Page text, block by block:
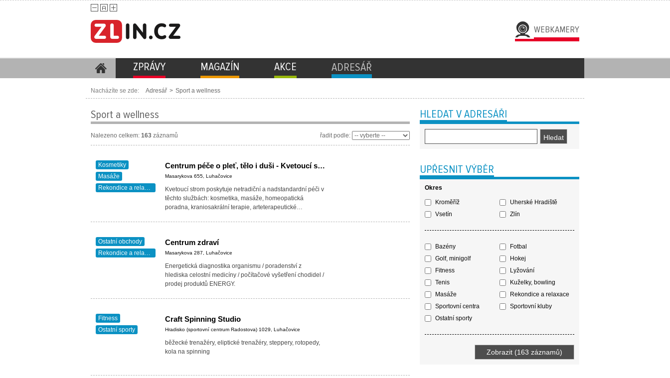
WEBKAMERY
ZPRÁVY MAGAZÍN AKCE ADRESÁŘ
Nacházíte se zde: Adresář > Sport a wellness
Sport a wellness
Nalezeno celkem: 163 záznamů řadit podle:
Kosmetiky
Masáže
Rekondice a relaxace
Centrum péče o pleť, tělo i duši - Kvetoucí strom
Masarykova 655, Luhačovice
Kvetoucí strom poskytuje netradiční a nadstandardní péči v
těchto službách: kosmetika, masáže, homeopatická
poradna, kraniosakrální terapie, arteterapeutické…
Ostatní obchody
Rekondice a relaxace
Centrum zdraví
Masarykova 287, Luhačovice
Energetická diagnostika organismu / poradenství z
hlediska celostní medicíny / počítačové vyšetření chodidel /
prodej produktů ENERGY.
Fitness
Ostatní sporty
Craft Spinning Studio
Hradisko (sportovní centrum Radostova) 1029, Luhačovice
běžecké trenažéry, eliptické trenažéry, steppery, rotopedy,
kola na spinning
HLEDAT V ADRESÁŘI
UPŘESNIT VÝBĚR
Okres
Kroměříž
Uherské Hradiště
Vsetín
Zlín
Bazény
Fotbal
Golf, minigolf
Hokej
Fitness
Lyžování
Tenis
Kuželky, bowling
Masáže
Rekondice a relaxace
Sportovní centra
Sportovní kluby
Ostatní sporty